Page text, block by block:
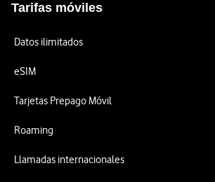
Tarifas móviles
Datos ilimitados
eSIM
Tarjetas Prepago Móvil
Roaming
Llamadas internacionales